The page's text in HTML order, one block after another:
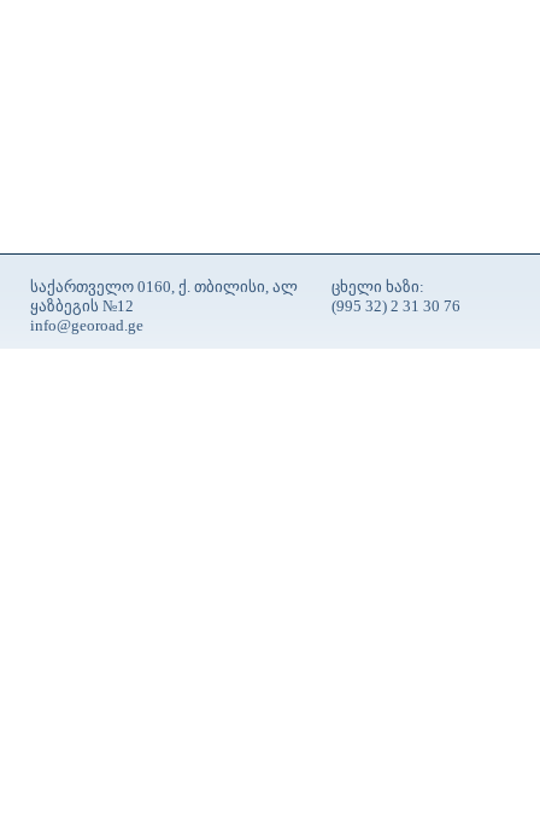
საქართველო 0160, ქ. თბილისი, ალ
ყაზბეგის №12
info@georoad.ge
ცხელი ხაზი:
(995 32) 2 31 30 76